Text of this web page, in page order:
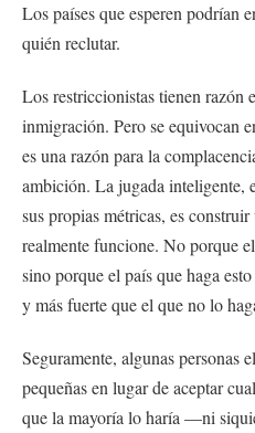
Los países que esperen podrían
quién reclutar.
Los restriccionistas tienen razón
inmigración. Pero se equivocan
es una razón para la
ambición. La jugada inteligente,
sus propias métricas, es
realmente funcione. No porque
sino porque el país que haga
y más fuerte que el que no lo
Seguramente, algunas personas
pequeñas en lugar de aceptar
que la mayoría lo haría —ni